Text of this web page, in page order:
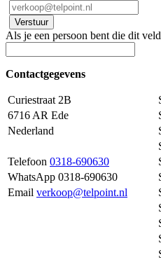
Als je een persoon bent die dit
Contactgegevens
Curiestraat 2B
6716 AR Ede
Nederland
Telefoon 0318-690630
WhatsApp 0318-690630
Email verkoop@telpoint.nl